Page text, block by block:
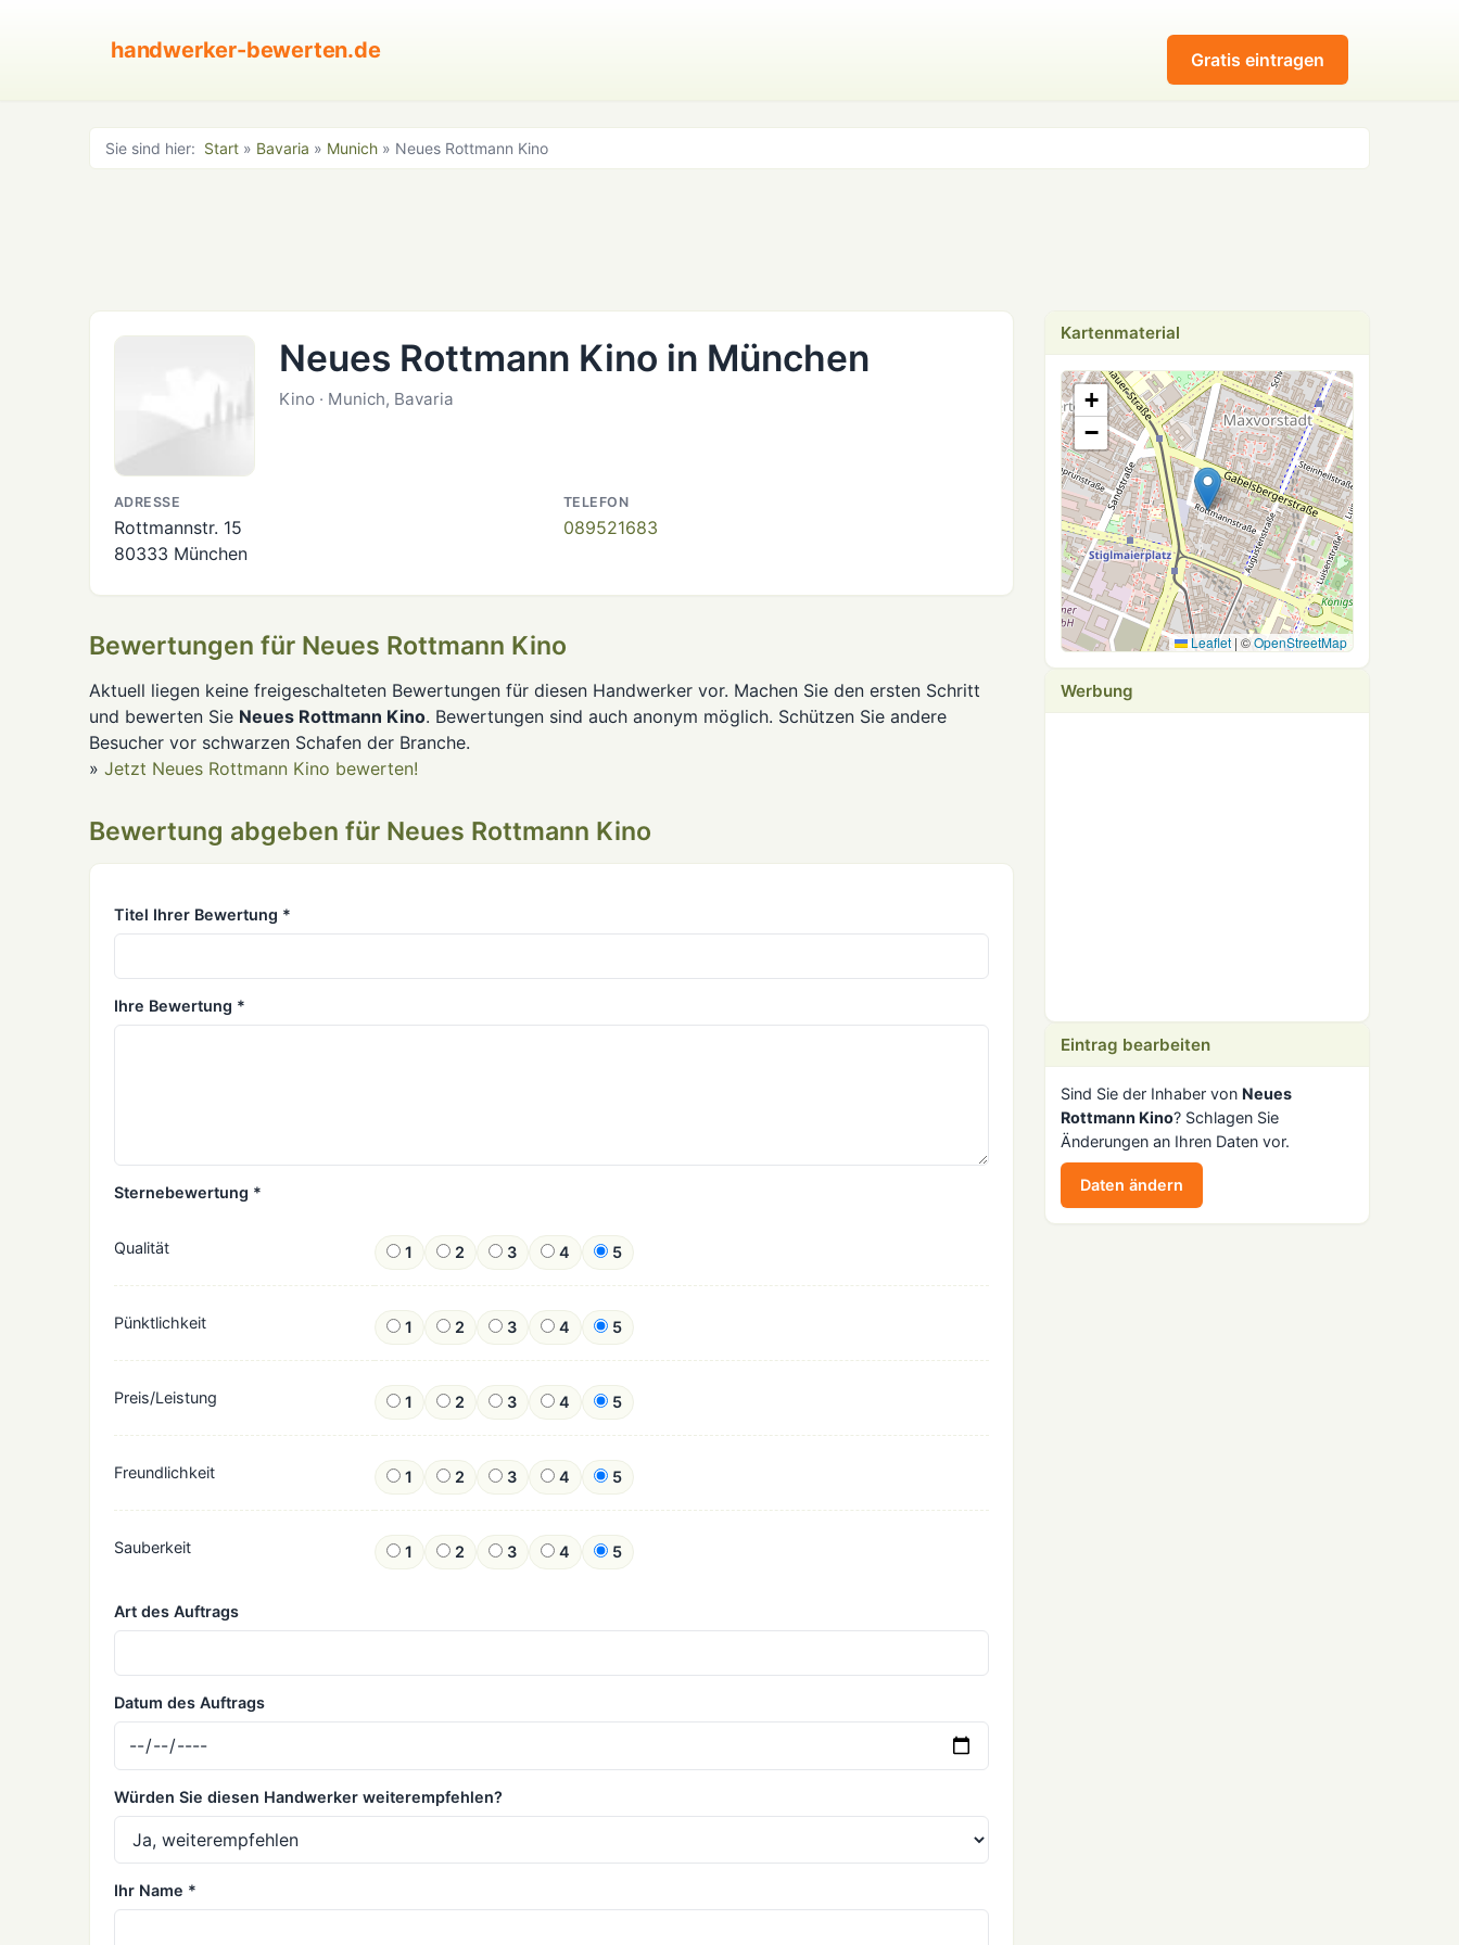
handwerker-bewerten.de Gratis eintragen
Sie sind hier: Start » Bavaria » Munich » Neues Rottmann Kino
Neues Rottmann Kino in München
Kino · Munich, Bavaria
ADRESSE
Rottmannstr. 15
80333 München
TELEFON
089521683
Bewertungen für Neues Rottmann Kino
Aktuell liegen keine freigeschalteten Bewertungen für diesen Handwerker vor. Machen Sie den ersten Schritt
und bewerten Sie Neues Rottmann Kino. Bewertungen sind auch anonym möglich. Schützen Sie andere
Besucher vor schwarzen Schafen der Branche.
» Jetzt Neues Rottmann Kino bewerten!
Bewertung abgeben für Neues Rottmann Kino
Titel Ihrer Bewertung *
Ihre Bewertung *
Sternebewertung *
Qualität 1 2 3 4 5
Pünktlichkeit 1 2 3 4 5
Preis/Leistung 1 2 3 4 5
Freundlichkeit 1 2 3 4 5
Sauberkeit 1 2 3 4 5
Art des Auftrags
Datum des Auftrags
Würden Sie diesen Handwerker weiterempfehlen?
Ihr Name *
Kartenmaterial
+
−
Leaflet | ©OpenStreetMap
Werbung
Eintrag bearbeiten
Sind Sie der Inhaber von Neues
Rottmann Kino? Schlagen Sie
Änderungen an Ihren Daten vor.
Daten ändern